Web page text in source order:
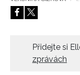
HOME
Přidejte si
zprávách